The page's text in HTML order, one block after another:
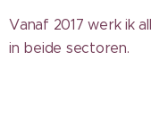
Vanaf 2017 werk ik
in beide sectoren.